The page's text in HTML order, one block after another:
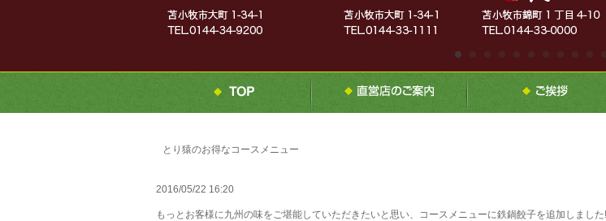
とり猿のお得なコースメニュー
2016/05/22 16:20
もっとお客様に九州の味をご堪能していただきたいと思い、コースメニューに鉄鍋餃子を追加しました